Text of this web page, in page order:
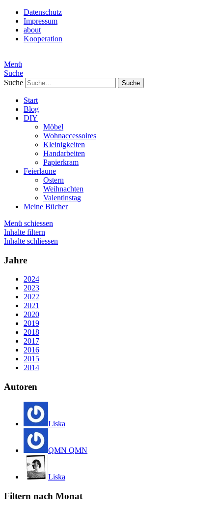
Datenschutz
Impressum
about
Kooperation
Menü
Suche
Suche
Start
Blog
DIY
Möbel
Wohnaccessoires
Kleinigkeiten
Handarbeiten
Papierkram
Feierlaune
Ostern
Weihnachten
Valentinstag
Meine Bücher
Menü schiessen
Inhalte filtern
Inhalte schliessen
Jahre
2024
2023
2022
2021
2020
2019
2018
2017
2016
2015
2014
Autoren
Liska
QMN QMN
Liska
Filtern nach Monat